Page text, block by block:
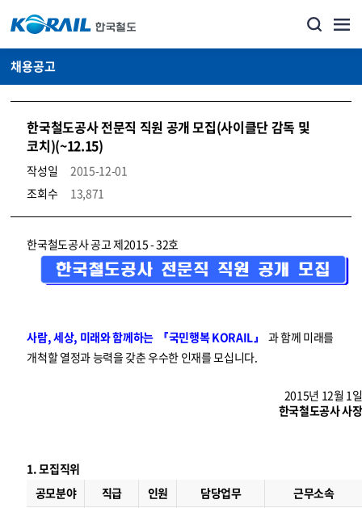
채용공고
한국철도공사 전문직 직원 공개 모집(사이클단 감독 및
코치)(~12.15)
작성일
2015-12-01
조회수
13,871
코레일소개_경영공시_채용공고 상세보기 – 내용, 파일, 담당자 연락처로 구성
한국철도공사 공고 제2015 - 32호
사람, 세상, 미래와 함께하는 『국민행복 KORAIL』
과 함께 미래를
개척할 열정과 능력을 갖춘 우수한 인재를 모십니다.
2015년 12월 1일
한국철도공사 사장
1. 모집직위
공모분야 직급 인원 담당업무 근무소속